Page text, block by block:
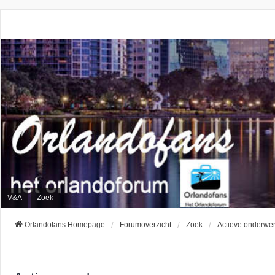
V&A Zoek
Orlandofans Homepage Forumoverzicht Zoek Actieve